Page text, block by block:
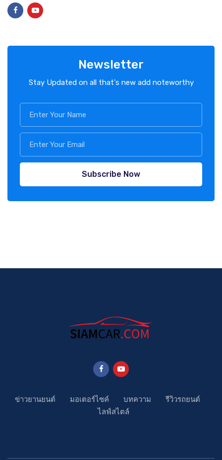
Newsletter
Stay Updated on all that's new add noteworthy
Subscribe Now
ข่าวยานยนต์ มอเตอร์ไซค์ บทความ
รีวิวรถยนต์
ไลฟ์สไตล์